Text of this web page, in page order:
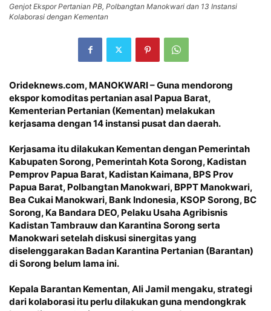
Genjot Ekspor Pertanian PB, Polbangtan Manokwari dan 13 Instansi
Kolaborasi dengan Kementan
Orideknews.com, MANOKWARI– Guna mendorong
ekspor komoditas pertanian asal Papua Barat,
Kementerian Pertanian (Kementan) melakukan
kerjasama dengan 14 instansi pusat dan daerah.
Kerjasama itu dilakukan Kementan dengan Pemerintah
Kabupaten Sorong, Pemerintah Kota Sorong, Kadistan
Pemprov Papua Barat, Kadistan Kaimana, BPS Prov
Papua Barat, Polbangtan Manokwari, BPPT Manokwari,
Bea Cukai Manokwari, Bank Indonesia, KSOP Sorong, BC
Sorong, Ka Bandara DEO, Pelaku Usaha Agribisnis
Kadistan Tambrauw dan Karantina Sorong serta
Manokwari setelah diskusi sinergitas yang
diselenggarakan Badan Karantina Pertanian (Barantan)
di Sorong belum lama ini.
Kepala Barantan Kementan, Ali Jamil mengaku, strategi
dari kolaborasi itu perlu dilakukan guna mendongkrak